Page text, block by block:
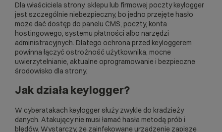
Dla właściciela strony, sklepu lub firmowej poczty keylogger
jest szczególnie niebezpieczny, bo jedno przejęte hasło
może dać dostęp do panelu CMS, poczty, konta
hostingowego, systemu płatności albo narzędzi
administracyjnych. Dlatego ochrona przed keyloggerem
powinna łączyć ostrożność użytkownika, mocne
uwierzytelnianie, aktualne oprogramowanie i bezpieczne
środowisko dla strony.
Jak działa keylogger?
W cyberatakach keylogger służy zwykle do kradzieży
danych. Atakujący nie musi łamać hasła metodą prób i
błędów. Wystarczy, że zainfekowane urządzenie zapisze